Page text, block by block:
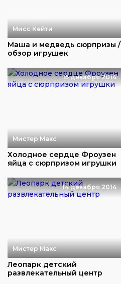
Мисс Кейти
Маша и медведь сюрпризы /
обзор игрушек
15 декабря 2014
Мистер Макс
Холодное сердце Фроузен
яйца с сюрпризом игрушки
14 декабря 2014
Мистер Макс
Леопарк детский
развлекательный центр